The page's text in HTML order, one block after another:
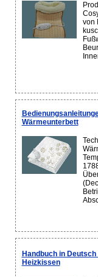
von
Wärmeunterbett
Handbuch in
Heizkissen